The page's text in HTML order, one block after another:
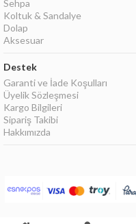
Sehpa
Koltuk & Sandalye
Dolap
Aksesuar
Destek
Garanti ve İade Koşulları
Üyelik Sözleşmesi
Kargo Bilgileri
Sipariş Takibi
Hakkımızda